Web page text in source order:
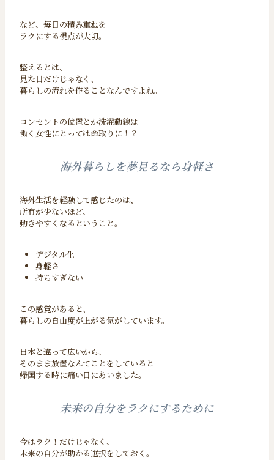
など、毎日の積み重ねを
ラクにする視点が大切。
整えるとは、
見た目だけじゃなく、
暮らしの流れを作ることなんですよね。
コンセントの位置とか洗濯動線は
働く女性にとっては命取りに！？
海外暮らしを夢見るなら身軽さ
海外生活を経験して感じたのは、
所有が少ないほど、
動きやすくなるということ。
デジタル化
身軽さ
持ちすぎない
この感覚があると、
暮らしの自由度が上がる気がしています。
日本と違って広いから、
そのまま放置なんてことをしていると
帰国する時に痛い目にあいました。
未来の自分をラクにするために
今はラク！だけじゃなく、
未来の自分が助かる選択をしておく。